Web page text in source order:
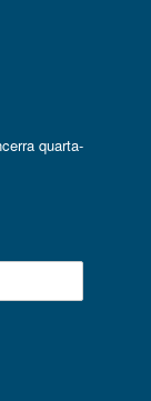
quarta-